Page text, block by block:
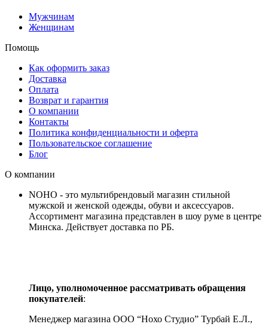
Мужчинам
Женщинам
Помощь
Как оформить заказ
Доставка
Оплата
Возврат и гарантия
О компании
Контакты
Политика конфиденциальности и оферта
Пользовательское соглашение
Блог
О компании
NOHO - это мультибрендовый магазин стильной
мужской и женской одежды, обуви и аксессуаров.
Ассортимент магазина представлен в шоу руме в центре
Минска. Действует доставка по РБ.
Лицо, уполномоченное рассматривать обращения
покупателей:
Менеджер магазина ООО “Нохо Студио” Турбай Е.Л.,